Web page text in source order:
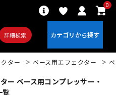
詳細検索
0
ター ベース用エフェクター
ー ベース用コンプレッサー・
覧